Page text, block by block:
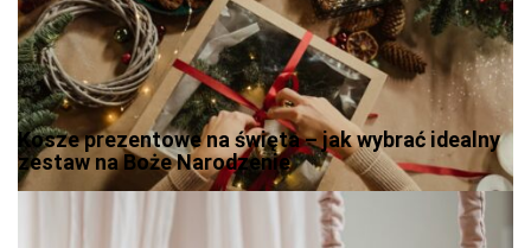
Kosze prezentowe na święta – jak wybrać idealny
zestaw na Boże Narodzenie